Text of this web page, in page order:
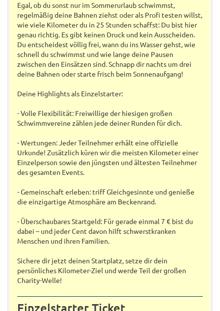
Egal, ob du sonst nur im Sommerurlaub schwimmst,
regelmäßig deine Bahnen ziehst oder als Profi testen willst,
wie viele Kilometer du in 25 Stunden schaffst: Du bist hier
genau richtig. Es gibt keinen Druck und kein Ausscheiden.
Du entscheidest völlig frei, wann du ins Wasser gehst, wie
schnell du schwimmst und wie lange deine Pausen
zwischen den Einsätzen sind. Schnapp dir nachts um drei
deine Bahnen oder starte frisch beim Sonnenaufgang!
Deine Highlights als Einzelstarter:
- Volle Flexibilität: Freiwillige der hiesigen großen
Schwimmvereine zählen jede deiner Runden für dich.
- Wertungen: Jeder Teilnehmer erhält eine offizielle
Urkunde! Zusätzlich küren wir die meisten Kilometer einer
Einzelperson sowie den jüngsten und ältesten Teilnehmer
des gesamten Events.
- Gemeinschaft erleben: triff Gleichgesinnte und genieße
die einzigartige Atmosphäre am Beckenrand.
- Überschaubares Startgeld: Für gerade einmal 7 € bist du
dabei – und jeder Cent davon hilft schwerstkranken
Menschen und ihren Familien.
Sichere dir jetzt deinen Startplatz, setze dir dein
persönliches Kilometer-Ziel und werde Teil der großen
Charity-Welle!
Einzelstarter Ticket